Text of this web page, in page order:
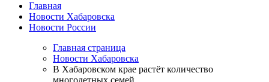
Главная
Новости Хабаровска
Новости России
Главная страница
Новости Хабаровска
В Хабаровском крае растёт количество
многодетных семей